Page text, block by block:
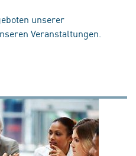
unserer
Veranstaltungen.